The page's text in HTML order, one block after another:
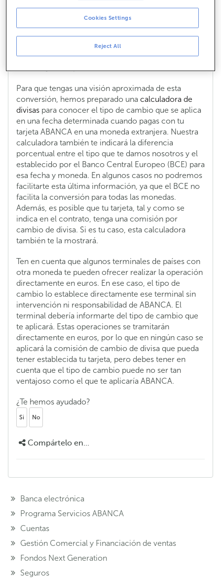
tarjeta, Visa o Mastercard, el día que se liquide la
operación entre la entidad del terminal y ABANCA.
Ese día puede ser distinto del día en que tú hagas la
operación, esto dependerá del país, el comercio, su
Para que tengas una visión aproximada de esta
conversión, hemos preparado una calculadora de
divisas para conocer el tipo de cambio que se aplica
en una fecha determinada cuando pagas con tu
tarjeta ABANCA en una moneda extranjera. Nuestra
calculadora también te indicará la diferencia
porcentual entre el tipo que te damos nosotros y el
establecido por el Banco Central Europeo (BCE) para
esa fecha y moneda. En algunos casos no podremos
facilitarte esta última información, ya que el BCE no
facilita la conversión para todas las monedas.
Además, es posible que tu tarjeta, tal y como se
indica en el contrato, tenga una comisión por
cambio de divisa. Si es tu caso, esta calculadora
también te la mostrará.
Ten en cuenta que algunos terminales de países con
otra moneda te pueden ofrecer realizar la operación
directamente en euros. En ese caso, el tipo de
cambio lo establece directamente ese terminal sin
intervención ni responsabilidad de ABANCA. El
terminal debería informarte del tipo de cambio que
te aplicará. Estas operaciones se tramitarán
directamente en euros, por lo que en ningún caso se
aplicará la comisión de cambio de divisa que pueda
tener establecida tu tarjeta, pero debes tener en
cuenta que el tipo de cambio puede no ser tan
ventajoso como el que te aplicaría ABANCA.
¿Te hemos ayudado?
Si No
Compártelo en...
Banca electrónica
Programa Servicios ABANCA
Cuentas
Gestión Comercial y Financiación de ventas
Fondos Next Generation
Seguros
Reject All
Cookies Settings